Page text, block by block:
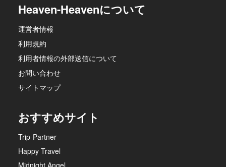
Heaven-Heavenについて
運営者情報
利用規約
利用者情報の外部送信について
お問い合わせ
サイトマップ
おすすめサイト
Trip-Partner
Happy Travel
Midnight Angel